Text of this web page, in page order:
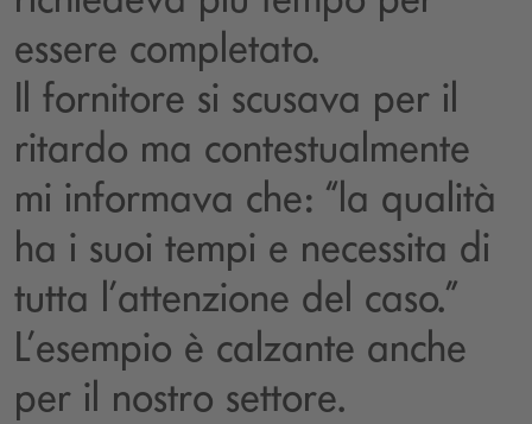
essere completato.
Il fornitore si scusava per il
ritardo ma contestualmente
mi informava che: “la qualità
ha i suoi tempi e necessita di
tutta l’attenzione del caso.”
L’esempio è calzante anche
per il nostro settore.